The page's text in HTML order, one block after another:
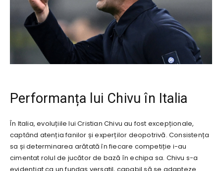
Performanța lui Chivu în Italia
În Italia, evoluțiile lui Cristian Chivu au fost excepționale,
captând atenția fanilor și experților deopotrivă. Consistența
sa și determinarea arătată în fiecare competiție i-au
cimentat rolul de jucător de bază în echipa sa. Chivu s-a
evidențiat ca un fundaș versatil, capabil să se adapteze